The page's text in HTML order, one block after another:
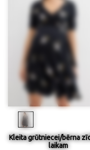
Kleita grūtniecei/bērna
laikam